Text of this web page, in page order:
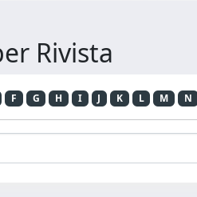
Rivista
F G H I J K L M N